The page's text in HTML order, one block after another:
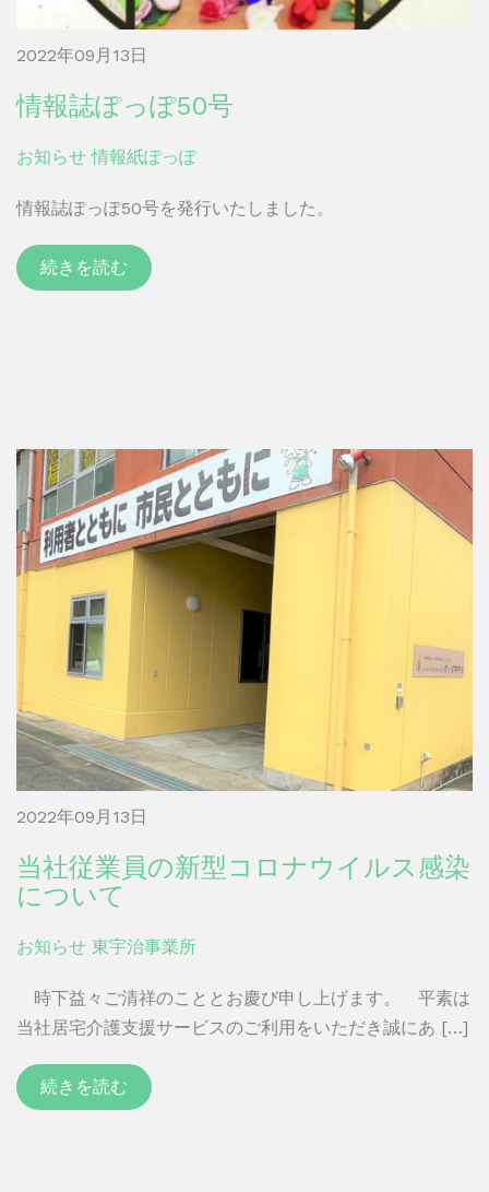
2022年09月13日
情報誌ぽっぽ50号
お知らせ 情報紙ぽっぽ
情報誌ぽっぽ50号を発行いたしました。
続きを読む
2022年09月13日
当社従業員の新型コロナウイルス感染
について
お知らせ 東宇治事業所
時下益々ご清祥のこととお慶び申し上げます。 平素は
当社居宅介護支援サービスのご利用をいただき誠にあ […]
続きを読む